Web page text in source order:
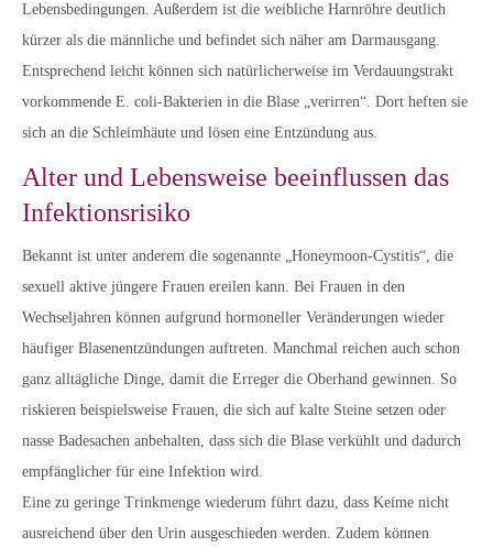
Lebensbedingungen. Außerdem ist die weibliche Harnröhre deutlich
kürzer als die männliche und befindet sich näher am Darmausgang.
Entsprechend leicht können sich natürlicherweise im Verdauungstrakt
vorkommende E. coli-Bakterien in die Blase „verirren“. Dort heften sie
sich an die Schleimhäute und lösen eine Entzündung aus.
Alter und Lebensweise beeinflussen das
Infektionsrisiko
Bekannt ist unter anderem die sogenannte „Honeymoon-Cystitis“, die
sexuell aktive jüngere Frauen ereilen kann. Bei Frauen in den
Wechseljahren können aufgrund hormoneller Veränderungen wieder
häufiger Blasenentzündungen auftreten. Manchmal reichen auch schon
ganz alltägliche Dinge, damit die Erreger die Oberhand gewinnen. So
riskieren beispielsweise Frauen, die sich auf kalte Steine setzen oder
nasse Badesachen anbehalten, dass sich die Blase verkühlt und dadurch
empfänglicher für eine Infektion wird.
Eine zu geringe Trinkmenge wiederum führt dazu, dass Keime nicht
ausreichend über den Urin ausgeschieden werden. Zudem können